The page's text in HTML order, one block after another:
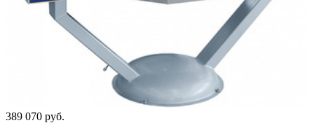
389 070 руб.